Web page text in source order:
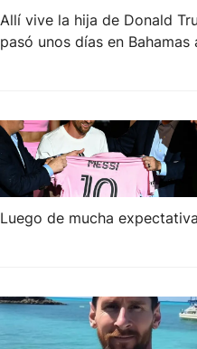
Allí vive la hija de Donald
pasó unos días en
Luego de mucha